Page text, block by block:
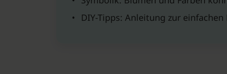
•
DIY-Tipps: Anleitung zur